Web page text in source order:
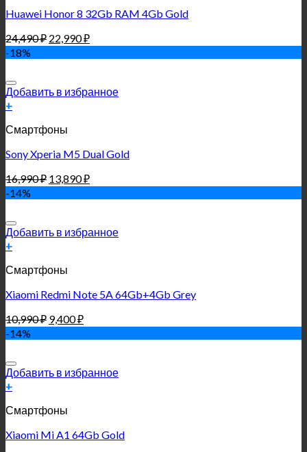
Huawei Honor 8 32Gb RAM 4Gb Gold
24,490₽ 22,990₽
-18%
Добавить в избранное
+
Смартфоны
Sony Xperia M5 Dual Gold
16,990₽ 13,890₽
-14%
Добавить в избранное
+
Смартфоны
Xiaomi Redmi Note 5A 64Gb+4Gb Grey
10,990₽ 9,400₽
-14%
Добавить в избранное
+
Смартфоны
Xiaomi Mi A1 64Gb Gold